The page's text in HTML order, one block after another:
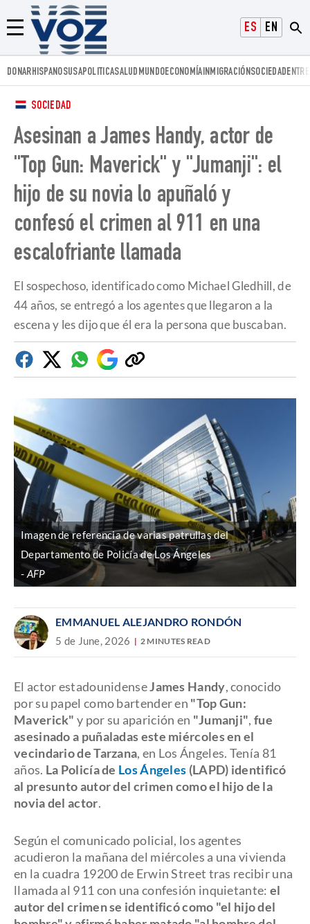
ESPAÑOLENGLISH
Menú
Voz.us
DONARHISPANOSUSAPOLITICASALUD MUNDOECONOMÍAINMIGRACIÓNSOCIEDAD
SOCIEDAD
Asesinan a James Handy, actor de
"Top Gun: Maverick" y "Jumanji": el
hijo de su novia lo apuñaló y
confesó el crimen al 911 en una
escalofriante llamada
El sospechoso, identificado como Michael Gledhill, de
44 años, se entregó a los agentes que llegaron a la
escena y les dijo que él era la persona que buscaban.
FacebookTwitterWhatsapp
Google
Discover
Copiar
enlace
Imagen de referencia de varias patrullas del
Departamento de Policía de Los Ángeles
AFP
EMMANUEL ALEJANDRO RONDÓN
5 de June, 2026 2 MINUTES READ
El actor estadounidenseJames Handy, conocido
por su papel como bartender en "Top Gun:
Maverick" y por su aparición en "Jumanji", fue
asesinado a puñaladas este miércoles en el
vecindario de Tarzana, en Los Ángeles. Tenía 81
años. La Policía de Los Ángeles (LAPD) identificó
al presunto autor del crimen como el hijo de la
novia del actor.
Según el comunicado policial, los agentes
acudieron la mañana del miércoles a una vivienda
en la cuadra 19200 de Erwin Street tras recibir una
llamada al 911 con una confesión inquietante: el
autor del crimen se identificó como "el hijo del